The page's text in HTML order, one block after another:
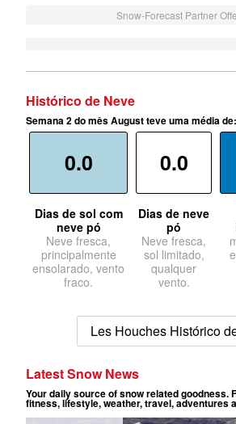
Snow-Forecast Partner
Histórico de Neve
Semana 2 do mês August teve uma média de:
0.0
Dias de sol com
neve pó
Neve fresca,
principalmente
ensolarado, vento
fraco.
0.0
Dias de neve
pó
Neve fresca,
sol limitado,
qualquer
vento.
Les Houches Histórico